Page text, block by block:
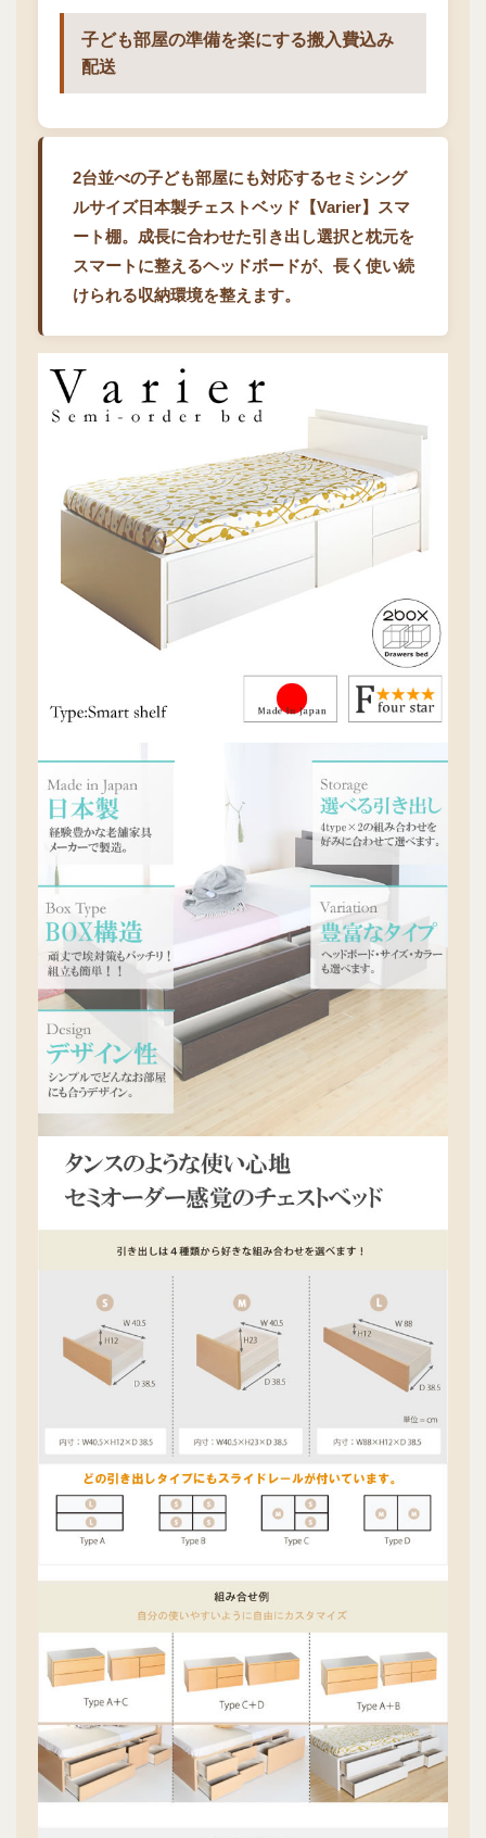
子ども部屋の準備を楽にする搬入費込み
配送
2台並べの子ども部屋にも対応するセミシング
ルサイズ日本製チェストベッド【Varier】スマ
ート棚。成長に合わせた引き出し選択と枕元を
スマートに整えるヘッドボードが、長く使い続
けられる収納環境を整えます。